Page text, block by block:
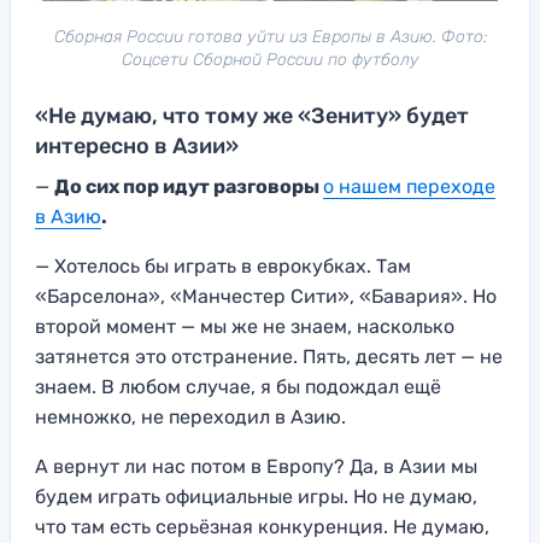
Сборная России готова уйти из Европы в Азию. Фото:
Соцсети Сборной России по футболу
«Не думаю, что тому же «Зениту» будет
интересно в Азии»
— До сих пор идут разговорыо нашем переходе
в Азию.
— Хотелось бы играть в еврокубках. Там
«Барселона», «Манчестер Сити», «Бавария». Но
второй момент — мы же не знаем, насколько
затянется это отстранение. Пять, десять лет — не
знаем. В любом случае, я бы подождал ещё
немножко, не переходил в Азию.
А вернут ли нас потом в Европу? Да, в Азии мы
будем играть официальные игры. Но не думаю,
что там есть серьёзная конкуренция. Не думаю,